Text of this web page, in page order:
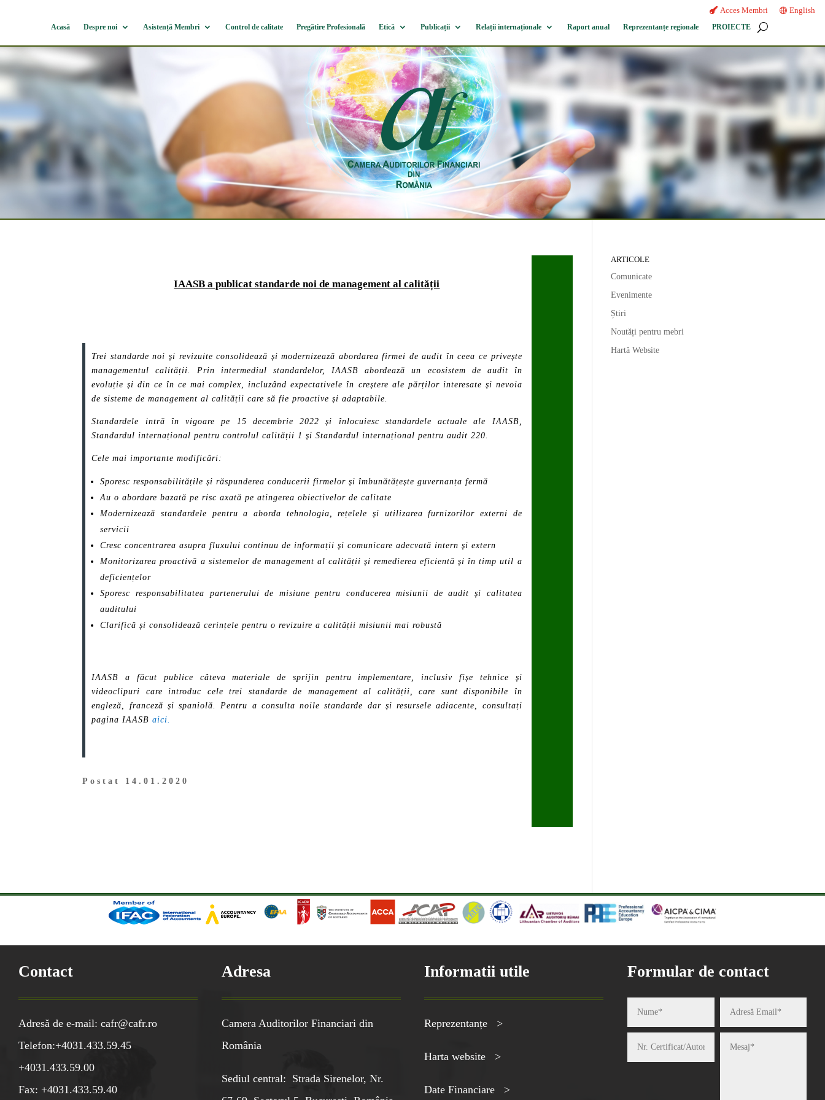
Acces Membri English
Acasă Despre noi Asistență Membri Control de calitate Pregătire Profesională Etică Publicații Relații internaționale Raport anual Reprezentanțe regionale PROIECTE
IAASB a publicat standarde noi de management al calității
Trei standarde noi și revizuite consolidează și modernizează abordarea firmei de audit în ceea ce privește
managementul calității. Prin intermediul standardelor, IAASB abordează un ecosistem de audit în
evoluție și din ce în ce mai complex, incluzând expectativele în creștere ale părților interesate și nevoia
de sisteme de management al calității care să fie proactive și adaptabile.
Standardele intră în vigoare pe 15 decembrie 2022 și înlocuiesc standardele actuale ale IAASB,
Standardul internațional pentru controlul calității 1 și Standardul internațional pentru audit 220.
Cele mai importante modificări:
Sporesc responsabilitățile și răspunderea conducerii firmelor și îmbunătățește guvernanța fermă
Au o abordare bazată pe risc axată pe atingerea obiectivelor de calitate
Modernizează standardele pentru a aborda tehnologia, rețelele și utilizarea furnizorilor externi de
servicii
Cresc concentrarea asupra fluxului continuu de informații și comunicare adecvată intern și extern
Monitorizarea proactivă a sistemelor de management al calității și remedierea eficientă și în timp util a
deficiențelor
Sporesc responsabilitatea partenerului de misiune pentru conducerea misiunii de audit și calitatea
auditului
Clarifică și consolidează cerințele pentru o revizuire a calității misiunii mai robustă
IAASB a făcut publice câteva materiale de sprijin pentru implementare, inclusiv fișe tehnice și
videoclipuri care introduc cele trei standarde de management al calității, care sunt disponibile în
engleză, franceză și spaniolă. Pentru a consulta noile standarde dar și resursele adiacente, consultați
pagina IAASBaici.
Postat 14.01.2020
ARTICOLE
Comunicate
Evenimente
Știri
Noutăți pentru mebri
Hartă Website
Contact
Adresă de e-mail: cafr@cafr.ro
Telefon:+4031.433.59.45
+4031.433.59.00
Fax: +4031.433.59.40
Adresa
Camera Auditorilor Financiari din
România
Sediul central: Strada Sirenelor, Nr.
Informatii utile
Reprezentanțe >
Harta website >
Date Financiare >
Formular de contact